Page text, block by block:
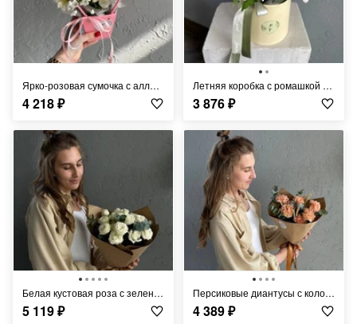
Ярко-розовая сумочка с аллиумом FT341
4 218₽
Летняя коробка с ромашкой FT238
3 876₽
Белая кустовая роза с зеленью FT536
5 119₽
Персиковые диантусы с колосками FT292
4 389₽